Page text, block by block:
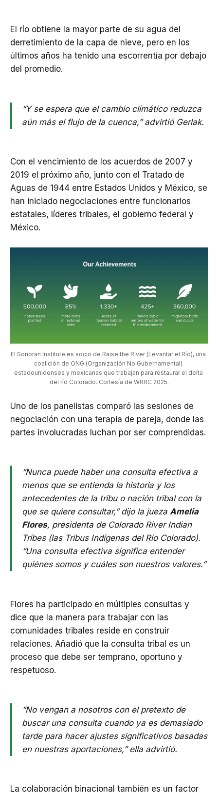
El río obtiene la mayor parte de su agua del
derretimiento de la capa de nieve, pero en los
últimos años ha tenido una escorrentía por debajo
del promedio.
“Y se espera que el cambio climático reduzca
aún más el flujo de la cuenca,” advirtió Gerlak.
Con el vencimiento de los acuerdos de 2007 y
2019 el próximo año, junto con el Tratado de
Aguas de 1944 entre Estados Unidos y México, se
han iniciado negociaciones entre funcionarios
estatales, líderes tribales, el gobierno federal y
México.
El Sonoran Institute es socio de Raise the River (Levantar el Río), una
coalición de ONG (Organización No Gubernamental)
estadounidenses y mexicanas que trabajan para restaurar el delta
del río Colorado. Cortesía de WRRC 2025.
Uno de los panelistas comparó las sesiones de
negociación con una terapia de pareja, donde las
partes involucradas luchan por ser comprendidas.
“Nunca puede haber una consulta efectiva a
menos que se entienda la historia y los
antecedentes de la tribu o nación tribal con la
que se quiere consultar,” dijo la jueza Amelia
Flores, presidenta de Colorado River Indian
Tribes (las Tribus Indígenas del Río Colorado).
“Una consulta efectiva significa entender
quiénes somos y cuáles son nuestros valores.”
Flores ha participado en múltiples consultas y
dice que la manera para trabajar con las
comunidades tribales reside en construir
relaciones. Añadió que la consulta tribal es un
proceso que debe ser temprano, oportuno y
respetuoso.
“No vengan a nosotros con el pretexto de
buscar una consulta cuando ya es demasiado
tarde para hacer ajustes significativos basadas
en nuestras aportaciones,” ella advirtió.
La colaboración binacional también es un factor